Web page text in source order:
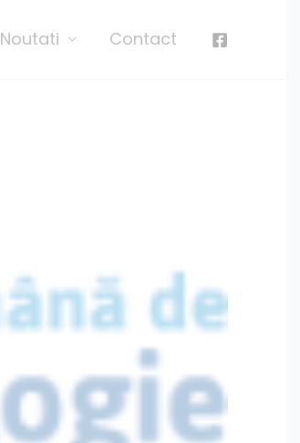
Noutati Contact